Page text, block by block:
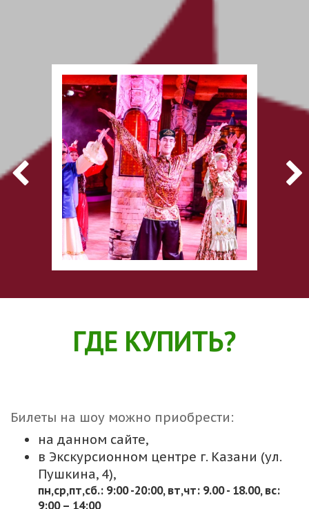
ГДЕ КУПИТЬ?
Билеты на шоу можно приобрести:
на данном сайте,
в Экскурсионном центре г. Казани (ул.
Пушкина, 4),
пн,cр,пт,сб.: 9:00 -20:00, вт,чт: 9.00 - 18.00, вс:
9:00 – 14:00